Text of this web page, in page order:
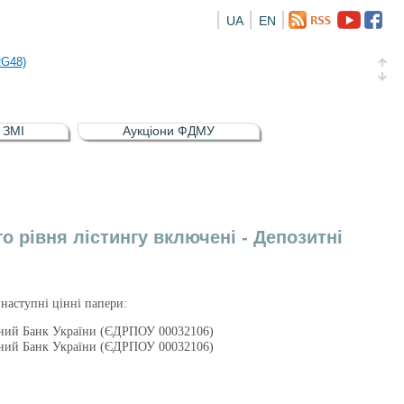
EN
UA
відсоткова електронна іменна (ISIN UA5000016726)
(ISIN UA4000232607)
відсоткова електронна іменна (ISIN UA5000016726)
ЗМІ Аукціони ФДМУ
лістингу включені - Депозитні
цінні папери:
Банк України (ЄДРПОУ 00032106)
Банк України (ЄДРПОУ 00032106)